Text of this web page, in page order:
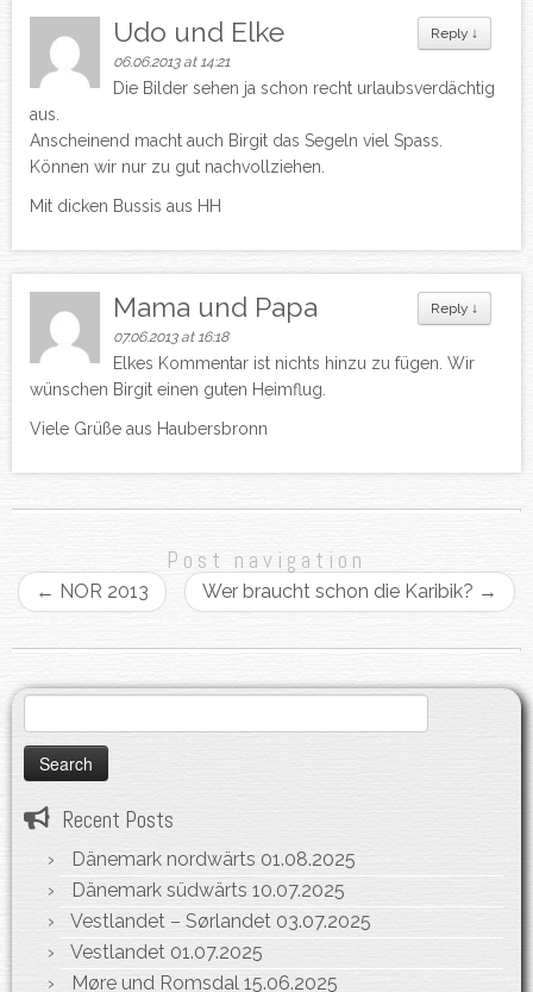
Reply ↓
Udo und Elke
06.06.2013 at 14:21
Die Bilder sehen ja schon recht urlaubsverdächtig
aus.
Anscheinend macht auch Birgit das Segeln viel Spass.
Können wir nur zu gut nachvollziehen.
Mit dicken Bussis aus HH
Reply ↓
Mama und Papa
07.06.2013 at 16:18
Elkes Kommentar ist nichts hinzu zu fügen. Wir
wünschen Birgit einen guten Heimflug.
Viele Grüße aus Haubersbronn
Post navigation
← NOR 2013 Wer braucht schon die Karibik? →
for:
Recent Posts
Dänemark nordwärts 01.08.2025
Dänemark südwärts 10.07.2025
Vestlandet – Sørlandet 03.07.2025
Vestlandet 01.07.2025
Møre und Romsdal 15.06.2025